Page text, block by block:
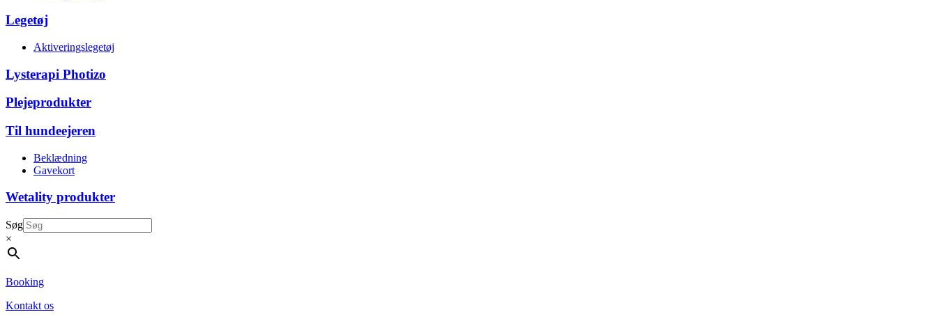
Legetøj
Aktiveringslegetøj
Lysterapi Photizo
Plejeprodukter
Til hundeejeren
Beklædning
Gavekort
Wetality produkter
Søg
×
Booking
Kontakt os